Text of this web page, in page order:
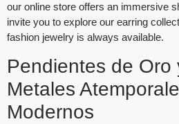
our online store offers an immersive
invite you to explore our earring
fashion jewelry is always available.
Pendientes de Oro
Metales
Modernos